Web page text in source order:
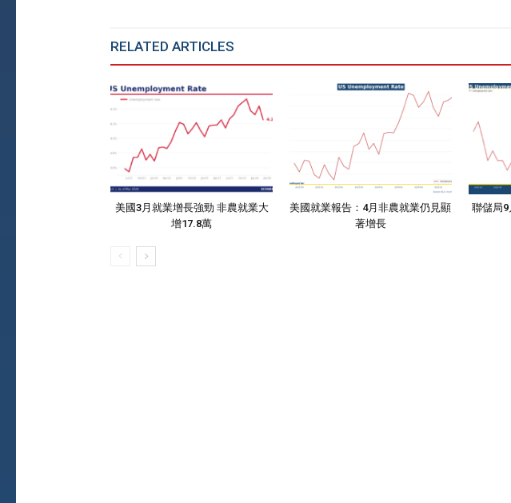
RELATED ARTICLES
美國3月就業增長強勁 非農就業大
增17.8萬
美國就業報告：4月非農就業仍見顯
著增長
聯儲局